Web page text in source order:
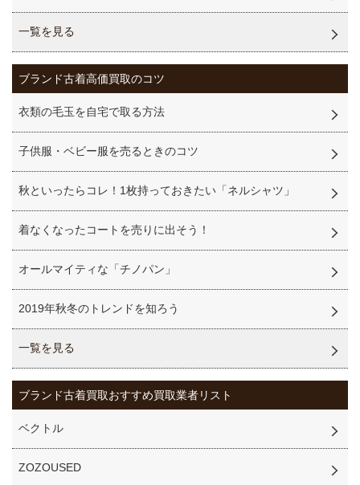
一覧を見る
ブランド古着高価買取のコツ
衣類の毛玉を自宅で取る方法
子供服・ベビー服を売るときのコツ
秋といったらコレ！1枚持っておきたい「ネルシャツ」
着なくなったコートを売りに出そう！
オールマイティな「チノパン」
2019年秋冬のトレンドを知ろう
一覧を見る
ブランド古着買取おすすめ買取業者リスト
ベクトル
ZOZOUSED